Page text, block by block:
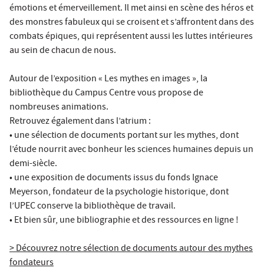
émotions et émerveillement. Il met ainsi en scène des héros et
des monstres fabuleux qui se croisent et s’affrontent dans des
combats épiques, qui représentent aussi les luttes intérieures
au sein de chacun de nous.
Autour de l’exposition « Les mythes en images», la
bibliothèque du Campus Centre vous propose de
nombreuses animations.
Retrouvez également dans l’atrium :
• une sélection de documents portant sur les mythes, dont
l’étude nourrit avec bonheur les sciences humaines depuis un
demi-siècle.
• une exposition de documents issus du fonds Ignace
Meyerson, fondateur de la psychologie historique, dont
l’UPEC conserve la bibliothèque de travail.
• Et bien sûr, une bibliographie et des ressources en ligne !
> Découvrez notre sélection de documents autour des mythes
fondateurs